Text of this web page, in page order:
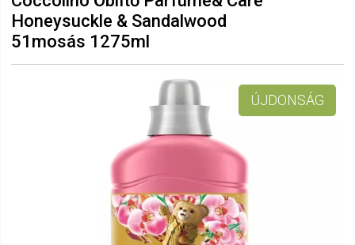
Honeysuckle & Sandalwood
51mosás 1275ml
ÚJDONSÁG